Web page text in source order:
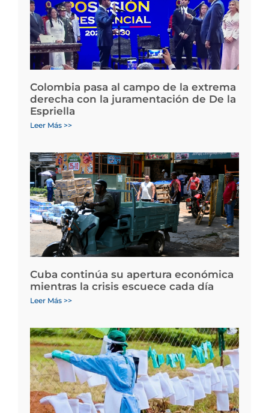
Colombia pasa al campo de la extrema
derecha con la juramentación de De la
Espriella
Leer Más >>
Cuba continúa su apertura económica
mientras la crisis escuece cada día
Leer Más >>